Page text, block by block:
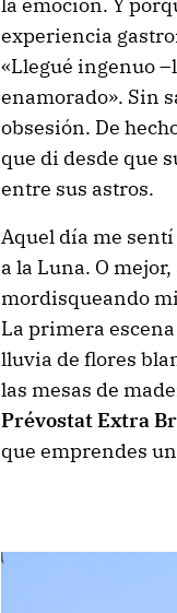
experiencia
«Llegué ingenuo
enamorado». Sin
obsesión. De
que di desde que
entre sus astros.
Aquel día me
a la Luna. O
mordisqueando
La primera
lluvia de flores
las mesas de
Prévostat Extra
que emprendes